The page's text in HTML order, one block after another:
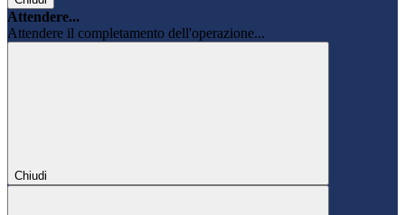
Attendere...
Attendere il completamento dell'operazione...
Chiudi